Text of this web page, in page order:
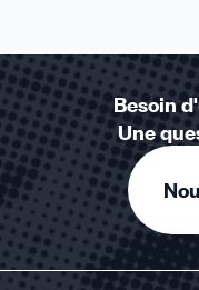
Besoin
Une